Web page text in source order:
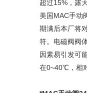
超过15% ，露
美国MAC手动
期满后本厂将
符。电磁阀阀
因素易引发可
在0~40℃ ，相